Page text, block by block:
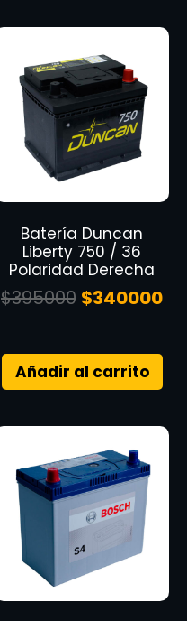
Batería Duncan
Liberty 750 / 36
Polaridad Derecha
$395000 $340000
Añadir al carrito